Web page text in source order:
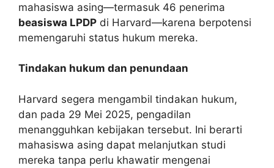
mahasiswa asing—termasuk 46 penerima
beasiswa LPDP di Harvard—karena berpotensi
memengaruhi status hukum mereka.
Tindakan hukum dan penundaan
Harvard segera mengambil tindakan hukum,
dan pada 29 Mei 2025, pengadilan
menangguhkan kebijakan tersebut. Ini berarti
mahasiswa asing dapat melanjutkan studi
mereka tanpa perlu khawatir mengenai